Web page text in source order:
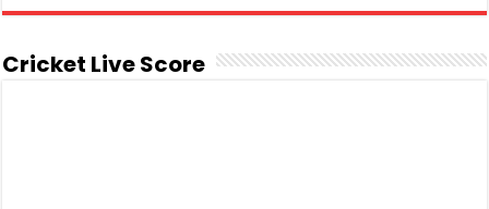
Cricket Live Score